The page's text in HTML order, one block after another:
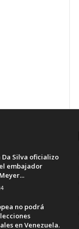
Da Silva oficializo
embajador
no podrá
en Venezuela.